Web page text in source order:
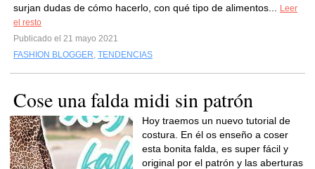
surjan dudas de cómo hacerlo, con qué tipo de alimentos...
Leer
el resto
Publicado el 21 mayo 2021
FASHION BLOGGER, TENDENCIAS
Cose una falda midi sin patrón
Hoy traemos un nuevo tutorial de
costura. En él os enseño a coser
esta bonita falda, es super fácil y
original por el patrón y las aberturas